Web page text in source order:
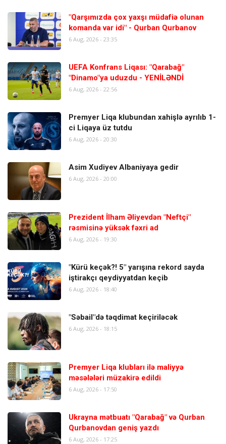
"Qarşımızda çox yaxşı müdafiə olunan
komanda var idi" - Qurban Qurbanov
6 Aug, 2026 - 23:35
UEFA Konfrans Liqası: "Qarabağ"
"Dinamo"ya uduzdu - YENİLƏNDİ
6 Aug, 2026 - 22:56
Premyer Liqa klubundan xahişlə ayrılıb 1-
ci Liqaya üz tutdu
6 Aug, 2026 - 20:30
Asim Xudiyev Albaniyaya gedir
6 Aug, 2026 - 20:00
Prezident İlham Əliyevdən "Neftçi"
rəsmisinə yüksək fəxri ad
6 Aug, 2026 - 19:30
"Kürü keçək?! 5" yarışına rekord sayda
iştirakçı qeydiyyatdan keçib
6 Aug, 2026 - 18:40
"Səbail"də təqdimat keçiriləcək
6 Aug, 2026 - 18:15
Premyer Liqa klubları ilə maliyyə
məsələləri müzakirə edildi
6 Aug, 2026 - 17:50
Ukrayna mətbuatı "Qarabağ" və Qurban
Qurbanovdan geniş yazdı
6 Aug, 2026 - 17:25